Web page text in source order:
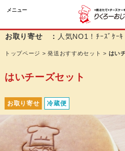
メニュー
お取り寄せ ： 人気NO1！ﾁｰｽﾞｹｰｷ
トップページ >発送おすすめセット > はい
はいチーズセット
お取り寄せ 冷蔵便